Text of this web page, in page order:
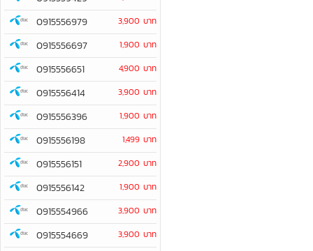
0915556979 3,900 บาท
0915556697 1,900 บาท
0915556651 4,900 บาท
0915556414 3,900 บาท
0915556396 1,900 บาท
0915556198 1,499 บาท
0915556151 2,900 บาท
0915556142 1,900 บาท
0915554966 3,900 บาท
0915554669 3,900 บาท